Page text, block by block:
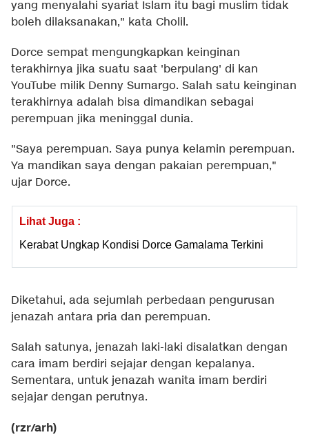
yang menyalahi syariat Islam itu bagi muslim tidak
boleh dilaksanakan," kata Cholil.
Dorce sempat mengungkapkan keinginan
terakhirnya jika suatu saat 'berpulang' di kan
YouTube milik Denny Sumargo. Salah satu keinginan
terakhirnya adalah bisa dimandikan sebagai
perempuan jika meninggal dunia.
"Saya perempuan. Saya punya kelamin perempuan.
Ya mandikan saya dengan pakaian perempuan,"
ujar Dorce.
Lihat Juga :
Kerabat Ungkap Kondisi Dorce Gamalama Terkini
Diketahui, ada sejumlah perbedaan pengurusan
jenazah antara pria dan perempuan.
Salah satunya, jenazah laki-laki disalatkan dengan
cara imam berdiri sejajar dengan kepalanya.
Sementara, untuk jenazah wanita imam berdiri
sejajar dengan perutnya.
(rzr/arh)